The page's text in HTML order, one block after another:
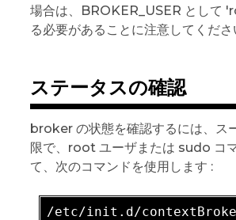
場合は、BROKER_USER として
る必要があることに注意してくださ
ステータスの確認
broker の状態を確認するには、ス
限で、root ユーザまたは sudo コ
て、次のコマンドを使用します :
/etc/init.d/